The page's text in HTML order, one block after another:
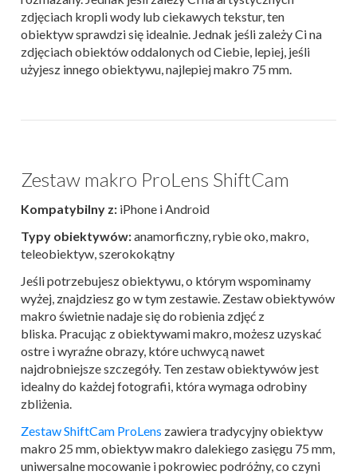
zdjęciach kropli wody lub ciekawych tekstur, ten
obiektyw sprawdzi się idealnie. Jednak jeśli zależy Ci na
zdjęciach obiektów oddalonych od Ciebie, lepiej, jeśli
użyjesz innego obiektywu, najlepiej makro 75 mm.
Zestaw makro ProLens ShiftCam
Kompatybilny z: iPhone i Android
Typy obiektywów:anamorficzny, rybie oko, makro,
teleobiektyw, szerokokątny
Jeśli potrzebujesz obiektywu, o którym wspominamy
wyżej, znajdziesz go w tym zestawie. Zestaw obiektywów
makro świetnie nadaje się do robienia zdjęć z
bliska. Pracując z obiektywami makro, możesz uzyskać
ostre i wyraźne obrazy, które uchwycą nawet
najdrobniejsze szczegóły. Ten zestaw obiektywów jest
idealny do każdej fotografii, która wymaga odrobiny
zbliżenia.
Zestaw ShiftCam ProLens zawiera tradycyjny obiektyw
makro 25 mm, obiektyw makro dalekiego zasięgu 75 mm,
uniwersalne mocowanie i pokrowiec podróżny, co czyni